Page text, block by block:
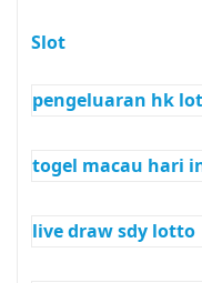
Slot
pengeluaran hk
togel macau hari
live draw sdy lotto